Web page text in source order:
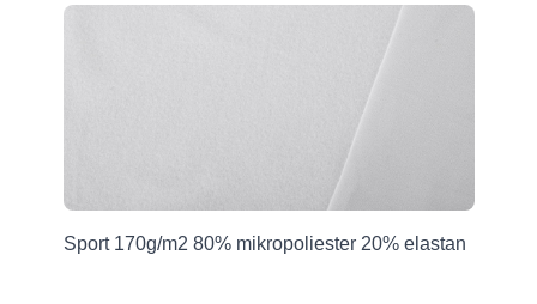
Sport 170g/m2 80% mikropoliester 20% elastan